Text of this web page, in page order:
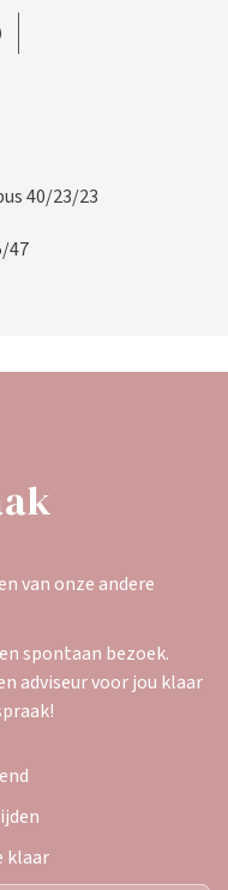
40/23/23
47
van onze andere
spontaan bezoek.
adviseur voor jou klaar
klaar